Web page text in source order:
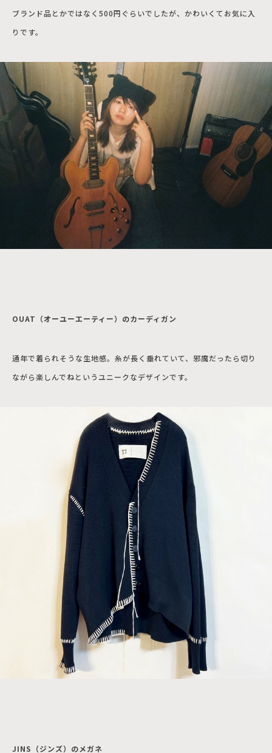
ブランド品とかではなく500円ぐらいでしたが、かわいくてお気に入
りです。
OUAT（オーユーエーティー）のカーディガン
通年で着られそうな生地感。糸が長く垂れていて、邪魔だったら切り
ながら楽しんでねというユニークなデザインです。
JINS（ジンズ）のメガネ